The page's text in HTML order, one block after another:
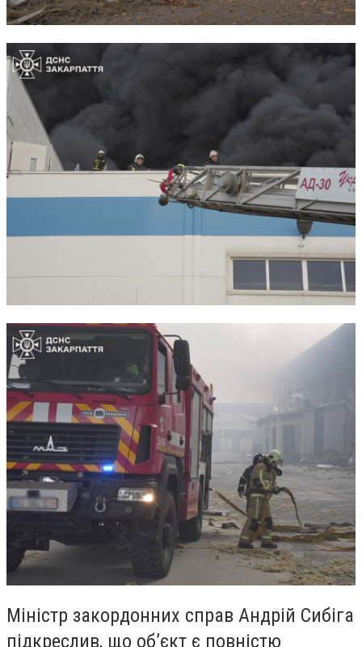
Міністр закордонних справ Андрій Сибіга
підкреслив, що об’єкт є повністю